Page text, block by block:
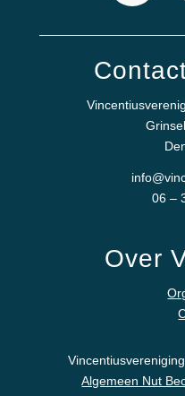
06 –
Over
Algemeen Nut